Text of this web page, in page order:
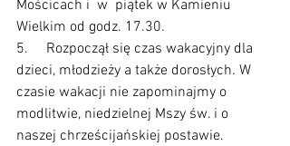
Mościcach i  w  piątek w Kamieniu
Wielkim od godz. 17.30.
5.     Rozpoczął się czas wakacyjny dla
dzieci, młodzieży a także dorosłych. W
czasie wakacji nie zapominajmy o
modlitwie, niedzielnej Mszy św. i o
naszej chrześcijańskiej postawie.